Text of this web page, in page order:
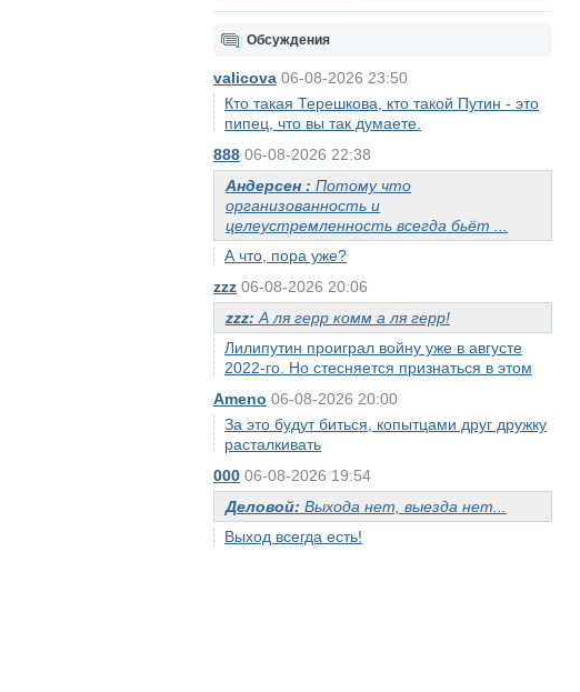
Обсуждения
valicova 06-08-2026 23:50
Кто такая Терешкова, кто такой Путин - это
пипец, что вы так думаете.
888 06-08-2026 22:38
Андерсен : Потому что
организованность и
целеустремленность всегда бьёт ...
А что, пора уже?
zzz 06-08-2026 20:06
zzz: А ля герр комм а ля герр!
Лилипутин проиграл войну уже в августе
2022-го. Но стесняется признаться в этом
Ameno 06-08-2026 20:00
За это будут биться, копытцами друг дружку
расталкивать
000 06-08-2026 19:54
Деловой: Выхода нет, выезда нет...
Выход всегда есть!